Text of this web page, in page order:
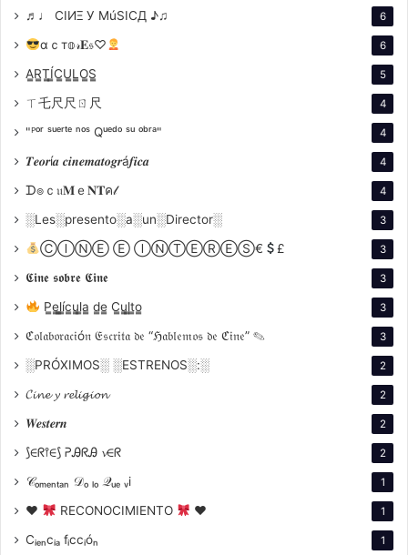
Dietrich), enfrentan al corrupto comisionado
Alexander McNamara para proteger su valioso
reclamo de oro.
La tensión aumenta cuando un empresario sin
ganancias y tierras. En medio de esta batalla por la
justicia y la fortuna, surge una intensa rivalidad
amorosa, ya que tanto Roy como el empresario se ven
cautivados por la belleza y el talento de Cherry, cuya
♬♩ CIИΞ У MúSICД ♪♫ 6
αｃт𝕠𝓇𝐄𝔰♡ 6
A̳R̳T̳Í̳C̳U̳L̳O̳S̳ 5
ㄒ乇尺尺ㄖ尺 4
"ᴾᵒʳ ˢᵘᵉʳᵗᵉ ⁿᵒˢ Qᵘᵉᵈᵒ ˢᵘ ᵒᵇʳᵃ" 4
𝑻𝒆𝒐𝒓í𝒂 𝒄𝒊𝒏𝒆𝒎𝒂𝒕𝒐𝒈𝒓á𝒇𝒊𝒄𝒂 4
ᗪ๏ｃ𝔲𝐌ｅ𝐍𝐓ค𝓁 4
░Les░presento░a░un░Director░ 3
ⒸⒾⓃⒺ Ⓔ ⒾⓃⓉⒺⓇⒺⓈ€ £ 3
𝕮𝖎𝖓𝖊 𝖘𝖔𝖇𝖗𝖊 𝕮𝖎𝖓𝖊 3
P̳e̳l̳í̳c̳u̳l̳a̳ d̳e̳ C̳u̳l̳t̳o̳ 3
ℭ𝔬𝔩𝔞𝔟𝔬𝔯𝔞𝔠𝔦ó𝔫 𝔈𝔰𝔠𝔯𝔦𝔱𝔞 𝔡𝔢 “ℌ𝔞𝔟𝔩𝔢𝔪𝔬𝔰 𝔡𝔢 ℭ𝔦𝔫𝔢” ✎ 3
░PRÓXIMOS░ ░ESTRENOS░:░ 2
𝓒𝓲𝓷𝓮 𝔂 𝓻𝓮𝓵𝓲𝓰𝓲𝓸𝓷 2
𝑾𝒆𝒔𝒕𝒆𝒓𝒏 2
⟆∈ᖇ⫯∈⟆ ᕈᎯᖇᎯ 𝓿∈ᖇ 2
𝒞ₒₘₑₙₜₐₙ 𝒟ₒ ₗₒ 𝒬ᵤₑ ᵥi 1
♥ RECONOCIMIENTO ♥ 1
Cᵢₑₙcᵢₐ fᵢccᵢóₙ 1